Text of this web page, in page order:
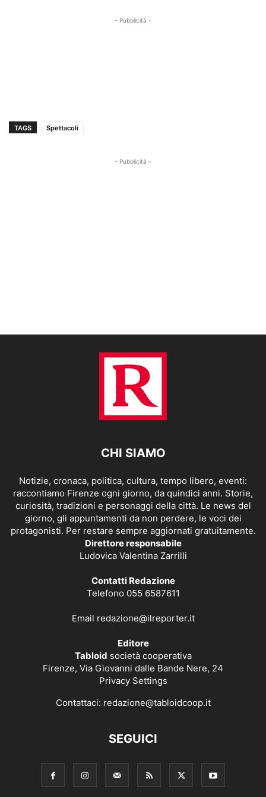
- Pubblicità -
TAGS Spettacoli
- Pubblicità -
CHI SIAMO
Notizie, cronaca, politica, cultura, tempo libero, eventi:
raccontiamo Firenze ogni giorno, da quindici anni. Storie,
curiosità, tradizioni e personaggi della città. Le news del
giorno, gli appuntamenti da non perdere, le voci dei
protagonisti. Per restare sempre aggiornati gratuitamente.
Direttore responsabile
Ludovica Valentina Zarrilli
Contatti Redazione
Telefono 055 6587611
Email redazione@ilreporter.it
Editore
Tabloid società cooperativa
Firenze, Via Giovanni dalle Bande Nere, 24
Privacy Settings
Contattaci: redazione@tabloidcoop.it
SEGUICI